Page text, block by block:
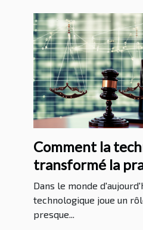
Comment la
transformé la
au
Dans le monde
technologique joue un
presque...